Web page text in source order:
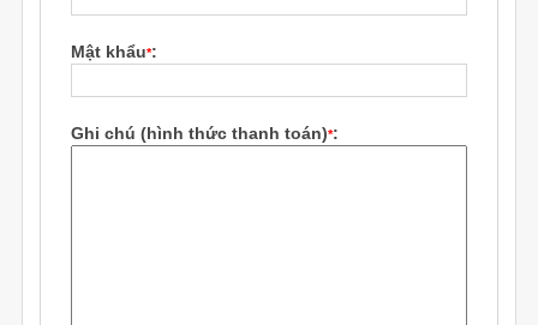
Mật khẩu*:
Ghi chú (hình thức thanh toán)*: